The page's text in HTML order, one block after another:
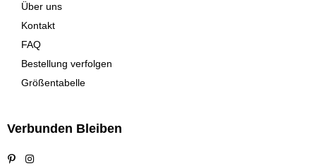
Über uns
Kontakt
FAQ
Bestellung verfolgen
Größentabelle
Verbunden Bleiben
PinterestInstagram